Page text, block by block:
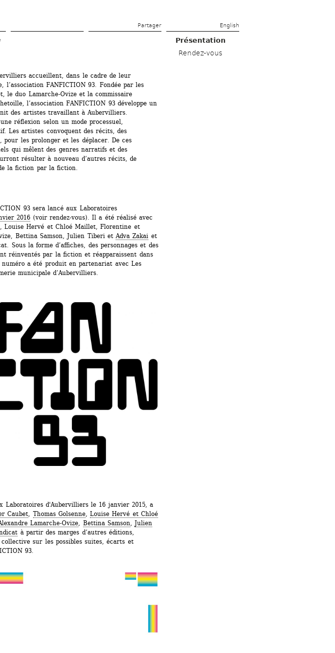
Partager English
accueillent, dans le cadre de leur
l’association FANFICTION 93. Fondée par les
le duo Lamarche-Ovize et la commissaire
l’association FANFICTION 93 développe un
des artistes travaillant à Aubervilliers.
réflexion selon un mode processuel,
Les artistes convoquent des récits, des
pour les prolonger et les déplacer. De ces
qui mêlent des genres narratifs et des
résulter à nouveau d’autres récits, de
la fiction par la fiction.
93 sera lancé aux Laboratoires
2016 (voir rendez-vous). Il a été réalisé avec
Louise Hervé et Chloé Maillet, Florentine et
Bettina Samson, Julien Tiberi et Adva Zakai et
Sous la forme d’affiches, des personnages et des
réinventés par la fiction et réapparaissent dans
a été produit en partenariat avec Les
municipale d’Aubervilliers.
Laboratoires d'Aubervilliers le 16 janvier 2015, a
Caubet Thomas Golsenne, Louise Hervé et Chloé
Lamarche-Ovize Bettina Samson , Julien
à partir des marges d’autres éditions,
sur les possibles suites, écarts et
93.
Présentation
Rendez-vous